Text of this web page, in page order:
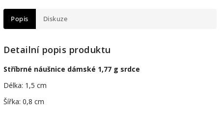
Popis Diskuze
Detailní popis produktu
Stříbrné náušnice dámské 1,77 g srdce
Délka: 1,5 cm
Šířka: 0,8 cm